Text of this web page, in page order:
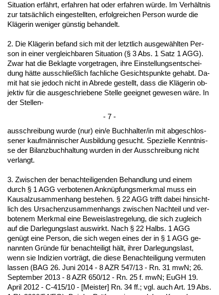
Si­tua­ti­on erfährt, er­fah­ren hat oder er­fah­ren würde. Im Verhält­nis
zur tatsächlich ein­ge­stell­ten, er­folg­rei­chen Per­son wur­de die
Kläge­rin we­ni­ger güns­tig be­han­delt.
2. Die Kläge­rin be­fand sich mit der letzt­lich aus­gewähl­ten Per­
son in ei­ner ver­gleich­ba­ren Si­tua­ti­on (§ 3 Abs. 1 Satz 1 AGG).
Zwar hat die Be­klag­te vor­ge­tra­gen, ih­re Ein­stel­lungs­ent­schei­
dung hätte aus­sch­ließlich fach­li­che Ge­sichts­punk­te ge­habt. Da­
mit hat sie je­doch nicht in Ab­re­de ge­stellt, dass die Kläge­rin ob­
jek­tiv für die aus­ge­schrie­be­ne Stel­le ge­eig­net ge­we­sen wäre. In
der Stel­len-
- 7 -
aus­schrei­bung wur­de (nur) ein/e Buch­hal­ter/in mit ab­ge­schlos­
se­ner kaufmänni­scher Aus­bil­dung ge­sucht. Spe­zi­el­le Kennt­nis­
se der Bi­lanz­buch­hal­tung wur­den in der Aus­schrei­bung nicht
ver­langt.
3. Zwi­schen der be­nach­tei­li­gen­den Be­hand­lung und ei­nem
durch § 1 AGG ver­bo­te­nen An­knüpfungs­merk­mal muss ein
Kau­sal­zu­sam­men­hang be­ste­hen. § 22 AGG trifft da­bei hin­sicht­
lich des Ur­sa­chen­zu­sam­men­hangs zwi­schen Nach­teil und ver­
bo­te­nem Merk­mal ei­ne Be­weis­last­re­ge­lung, die sich zu­gleich
auf die Dar­le­gungs­last aus­wirkt. Nach § 22 Halbs. 1 AGG
genügt ei­ne Per­son, die sich we­gen ei­nes der in § 1 AGG ge­
nann­ten Gründe für be­nach­tei­ligt hält, ih­rer Dar­le­gungs­last,
wenn sie In­di­zi­en vorträgt, die die­se Be­nach­tei­li­gung ver­mu­ten
las­sen (BAG 26. Ju­ni 2014 - 8 AZR 547/13 - Rn. 31 mwN; 26.
Sep­tem­ber 2013 - 8 AZR 650/12 - Rn. 25 f. mwN; EuGH 19.
April 2012 - C-415/10 - [Meis­ter] Rn. 34 ff.; vgl. auch Art. 19 Abs.